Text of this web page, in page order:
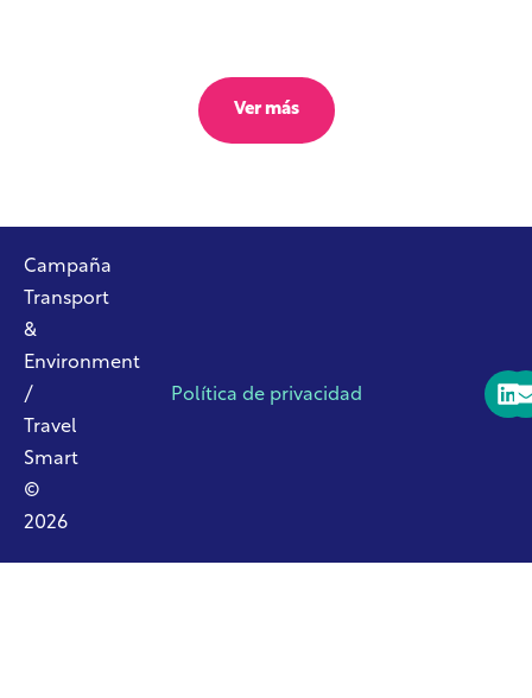
Ver más
Campaña
Transport
&
Environment
/
Travel
Smart
©
2026
Política de privacidad